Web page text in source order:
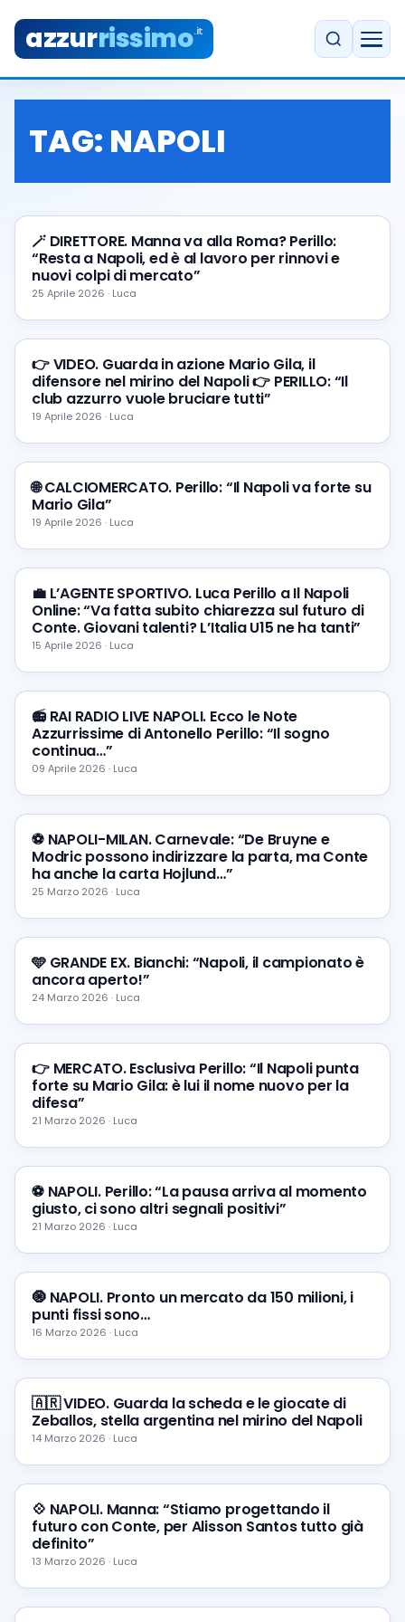
azzurrissimo.it
TAG: NAPOLI
🪄 DIRETTORE. Manna va alla Roma? Perillo:
“Resta a Napoli, ed è al lavoro per rinnovi e
nuovi colpi di mercato”
25 Aprile 2026 · Luca
👉 VIDEO. Guarda in azione Mario Gila, il
difensore nel mirino del Napoli 👉 PERILLO: “Il
club azzurro vuole bruciare tutti”
19 Aprile 2026 · Luca
🌐 CALCIOMERCATO. Perillo: “Il Napoli va forte su
Mario Gila”
19 Aprile 2026 · Luca
💼 L’AGENTE SPORTIVO. Luca Perillo a Il Napoli
Online: “Va fatta subito chiarezza sul futuro di
Conte. Giovani talenti? L’Italia U15 ne ha tanti”
15 Aprile 2026 · Luca
📻 RAI RADIO LIVE NAPOLI. Ecco le Note
Azzurrissime di Antonello Perillo: “Il sogno
continua…”
09 Aprile 2026 · Luca
⚽ NAPOLI-MILAN. Carnevale: “De Bruyne e
Modric possono indirizzare la parta, ma Conte
ha anche la carta Hojlund…”
25 Marzo 2026 · Luca
🩵 GRANDE EX. Bianchi: “Napoli, il campionato è
ancora aperto!”
24 Marzo 2026 · Luca
👉 MERCATO. Esclusiva Perillo: “Il Napoli punta
forte su Mario Gila: è lui il nome nuovo per la
difesa”
21 Marzo 2026 · Luca
⚽ NAPOLI. Perillo: “La pausa arriva al momento
giusto, ci sono altri segnali positivi”
21 Marzo 2026 · Luca
🧿 NAPOLI. Pronto un mercato da 150 milioni, i
punti fissi sono…
16 Marzo 2026 · Luca
🇦🇷 VIDEO. Guarda la scheda e le giocate di
Zeballos, stella argentina nel mirino del Napoli
14 Marzo 2026 · Luca
💠 NAPOLI. Manna: “Stiamo progettando il
futuro con Conte, per Alisson Santos tutto già
definito”
13 Marzo 2026 · Luca